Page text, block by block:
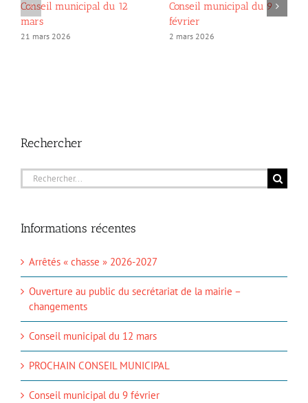
Conseil municipal du 12
mars
21 mars 2026
Conseil municipal du 9
février
2 mars 2026
Rechercher
Rechercher:
Informations récentes
Arrêtés « chasse » 2026-2027
Ouverture au public du secrétariat de la mairie –
changements
Conseil municipal du 12 mars
PROCHAIN CONSEIL MUNICIPAL
Conseil municipal du 9 février